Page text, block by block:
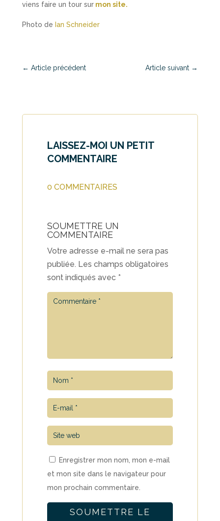
viens faire un tour sur mon site.
Photo de Ian Schneider
← Article précédent Article suivant →
LAISSEZ-MOI UN PETIT
COMMENTAIRE
0 COMMENTAIRES
SOUMETTRE UN
COMMENTAIRE
Votre adresse e-mail ne sera pas
publiée. Les champs obligatoires
sont indiqués avec *
Enregistrer mon nom, mon e-mail
et mon site dans le navigateur pour
mon prochain commentaire.
SOUMETTRE LE